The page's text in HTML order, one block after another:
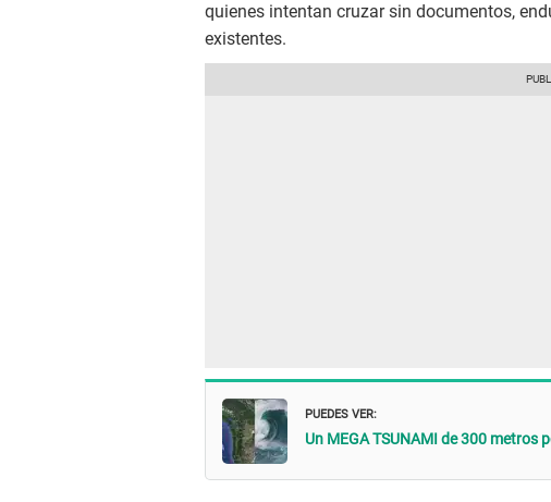
quienes intentan cruzar sin documentos,
existentes.
PUEDES VER:
Un MEGA TSUNAMI de 300 metros